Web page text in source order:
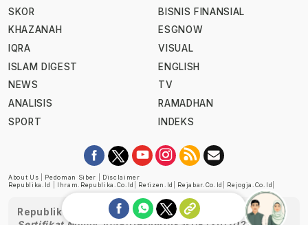
SKOR
KHAZANAH
IQRA
ISLAM DIGEST
NEWS
ANALISIS
SPORT
BISNIS FINANSIAL
ESGNOW
VISUAL
ENGLISH
TV
RAMADHAN
INDEKS
About Us Pedoman Siber
Disclaimer
Republika.id
Ihram.republika.co.id Retizen.id Rejabar.co.id Rejogja.co.id
Republika telah diverifikasi oleh Dewan Pers